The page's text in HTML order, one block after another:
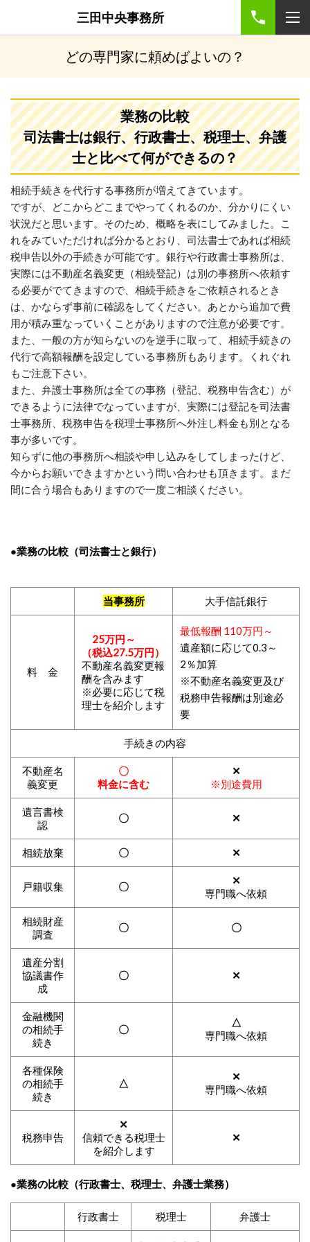
三田中央事務所
どの専門家に頼めばよいの？
業務の比較
司法書士は銀行、行政書士、税理士、弁護
士と比べて何ができるの？
相続手続きを代行する事務所が増えてきています。
ですが、どこからどこまでやってくれるのか、分かりにくい
状況だと思います。そのため、概略を表にしてみました。こ
れをみていただければ分かるとおり、司法書士であれば相続
税申告以外の手続きが可能です。銀行や行政書士事務所は、
実際には不動産名義変更（相続登記）は別の事務所へ依頼す
る必要がでてきますので、相続手続きをご依頼されるとき
は、かならず事前に確認をしてください。あとから追加で費
用が積み重なっていくことがありますので注意が必要です。
また、一般の方が知らないのを逆手に取って、相続手続きの
代行で高額報酬を設定している事務所もあります。くれぐれ
もご注意下さい。
また、弁護士事務所は全ての事務（登記、税務申告含む）が
できるように法律でなっていますが、実際には登記を司法書
士事務所、税務申告を税理士事務所へ外注し料金も別となる
事が多いです。
知らずに他の事務所へ相談や申し込みをしてしまったけど、
今からお願いできますかという問い合わせも頂きます。まだ
間に合う場合もありますので一度ご相談ください。
●業務の比較（司法書士と銀行）
当事務所 大手信託銀行
料 金
25万円～
（税込27.5万円）
不動産名義変更報
酬を含みます
※必要に応じて税
理士を紹介します
最低報酬 110万円～
遺産額に応じて0.3～
2％加算
※不動産名義変更及び
税務申告報酬は別途必
要
手続きの内容
不動産名
義変更
〇
料金に含む
✕
※別途費用
遺言書検
認
〇 ✕
相続放棄 〇 ✕
戸籍収集 〇
✕
専門職へ依頼
相続財産
調査
〇 〇
遺産分割
協議書作
成
〇 ✕
金融機関
の相続手
続き
〇
△
専門職へ依頼
各種保険
の相続手
続き
△
✕
専門職へ依頼
税務申告
✕
信頼できる税理士
を紹介します
✕
●業務の比較（行政書士、税理士、弁護士業務）
行政書士 税理士 弁護士